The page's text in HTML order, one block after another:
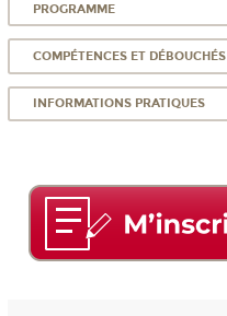
PROGRAMME
COMPÉTENCES ET DÉBOUCHÉS
INFORMATIONS PRATIQUES